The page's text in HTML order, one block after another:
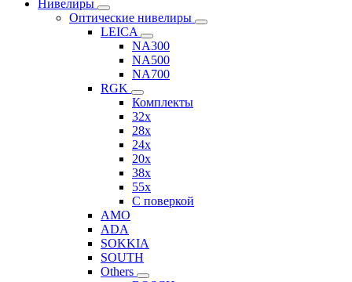
Нивелиры
Оптические нивелиры
LEICA
NA300
NA500
NA700
RGK
Комплекты
32x
28x
24x
20x
38x
55x
C поверкой
AMO
ADA
SOKKIA
SOUTH
Others